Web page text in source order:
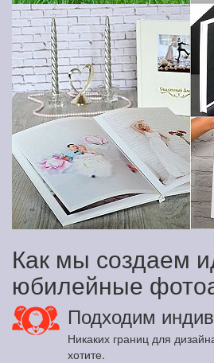
Как мы создаем
юбилейные
Подходим
Никаких границ для
хотите.